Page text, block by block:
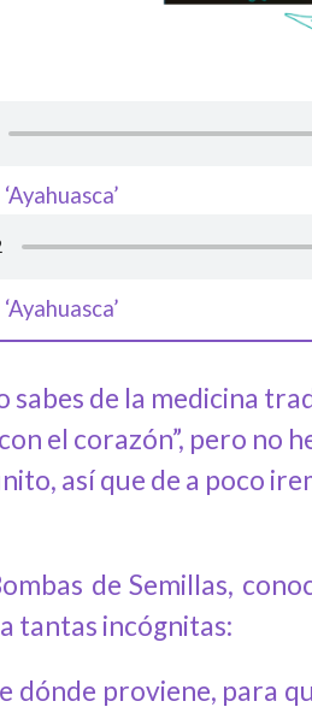
sabes de la medicina
el corazón”, pero no
así que de a poco
de Semillas,
tantas incógnitas:
dónde proviene, para